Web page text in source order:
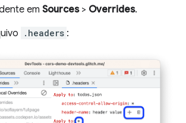
em Sources> Overrides.
.headers :